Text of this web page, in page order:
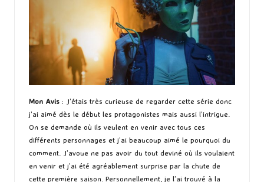
Mon Avis : J’étais très curieuse de regarder cette série donc
j’ai aimé dès le début les protagonistes mais aussi l’intrigue.
On se demande où ils veulent en venir avec tous ces
différents personnages et j’ai beaucoup aimé le pourquoi du
comment. J’avoue ne pas avoir du tout deviné où ils voulaient
en venir et j’ai été agréablement surprise par la chute de
cette première saison. Personnellement, je l’ai trouvé à la